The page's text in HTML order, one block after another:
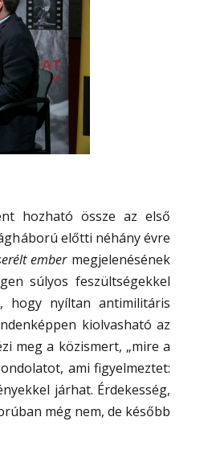
hozható össze az első
előtti néhány évre
embermegjelenésének
súlyos feszültségekkel
hogy nyíltan antimilitáris
kiolvasható az
meg a közismert, „mire a
ami figyelmeztet:
járhat. Érdekesség,
még nem, de később